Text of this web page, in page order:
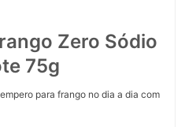
Zero Sódio
75g
para frango no dia a dia com